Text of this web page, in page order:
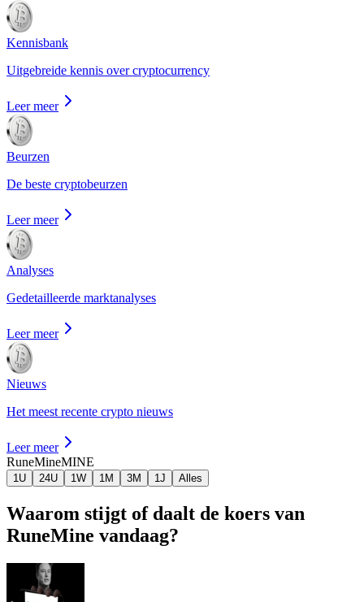
Kennisbank
Uitgebreide kennis over cryptocurrency
Leer meer
Beurzen
De beste cryptobeurzen
Leer meer
Analyses
Gedetailleerde marktanalyses
Leer meer
Nieuws
Het meest recente crypto nieuws
Leer meer
RuneMineMINE
1U 24U 1W 1M 3M 1J Alles
Waarom stijgt of daalt de koers van
RuneMine vandaag?